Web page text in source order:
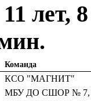
лет,
Команда
КСО "МАГНИТ"
МБУ ДО СШОР № 7,